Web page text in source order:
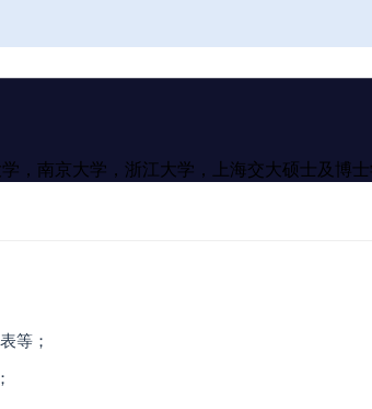
南京大学，浙江大学，上海交大硕士及博士
等；